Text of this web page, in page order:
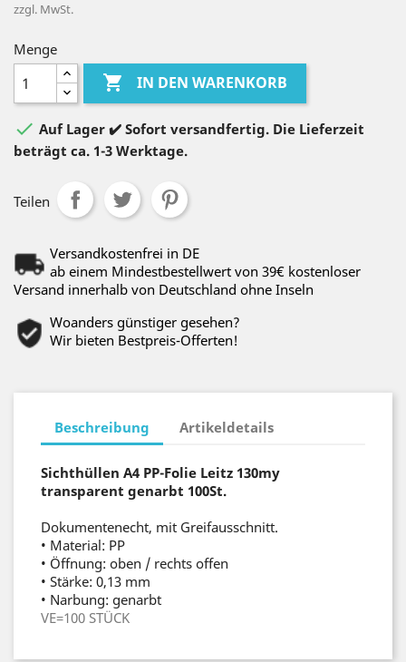
zzgl. MwSt.
Menge
 IN DEN WARENKORB
 Auf Lager ✔️ Sofort versandfertig. Die Lieferzeit
beträgt ca. 1-3 Werktage.
Teilen
Versandkostenfrei in DE
ab einem Mindestbestellwert von 39€ kostenloser
Versand innerhalb von Deutschland ohne Inseln
Woanders günstiger gesehen?
Wir bieten Bestpreis-Offerten!
Beschreibung Artikeldetails
Sichthüllen A4 PP-Folie Leitz 130my
transparent genarbt 100St.
Dokumentenecht, mit Greifausschnitt.
• Material: PP
• Öffnung: oben / rechts offen
• Stärke: 0,13 mm
• Narbung: genarbt
VE=100 STÜCK